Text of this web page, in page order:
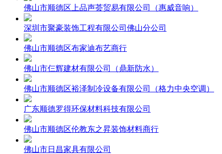
佛山市顺德区上品声荟贸易有限公司（惠威音响）
深圳市聚豪装饰工程有限公司佛山分公司
佛山市顺德区布家迪布艺商行
佛山市仨辉建材有限公司（鼎新防水）
佛山市顺德区裕泽制冷设备有限公司（格力中央空调）
广东顺德罗得环保材料科技有限公司
佛山市顺德区伦教东之昇装饰材料商行
佛山市日昌家具有限公司